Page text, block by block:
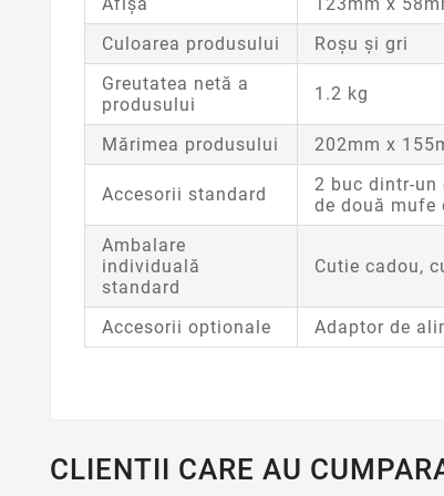
Afişa
123mm x
Culoarea produsului
Roșu și gri
Greutatea netă a
produsului
1.2 kg
Mărimea produsului 202mm x
Accesorii standard
2 buc dintr-un
de două mufe
Ambalare
individuală
standard
Cutie cadou,
Accesorii optionale Adaptor de
CLIENTII CARE AU